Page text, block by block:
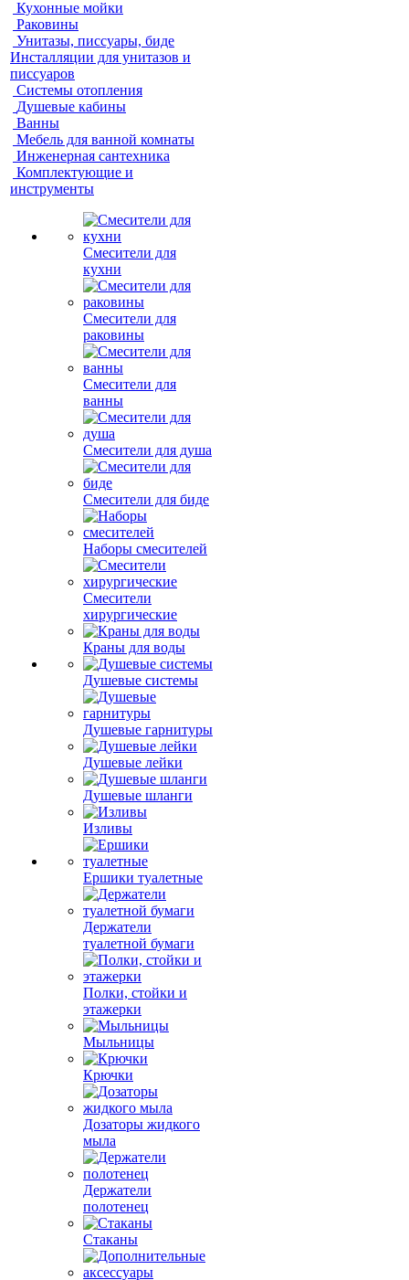
Кухонные мойки
Раковины
Унитазы, писсуары, биде
Инсталляции для унитазов и
писсуаров
Системы отопления
Душевые кабины
Ванны
Мебель для ванной комнаты
Инженерная сантехника
Комплектующие и
инструменты
Смесители для
кухни
Смесители для
раковины
Смесители для
ванны
Смесители для душа
Смесители для биде
Наборы смесителей
Смесители
хирургические
Краны для воды
Душевые системы
Душевые гарнитуры
Душевые лейки
Душевые шланги
Изливы
Ершики туалетные
Держатели
туалетной бумаги
Полки, стойки и
этажерки
Мыльницы
Крючки
Дозаторы жидкого
мыла
Держатели
полотенец
Стаканы